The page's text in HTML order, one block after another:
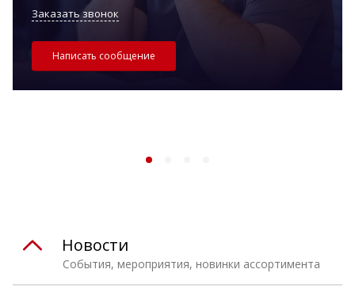
Заказать звонок
Написать сообщение
События, мероприятия, новинки ассортимента
Новости